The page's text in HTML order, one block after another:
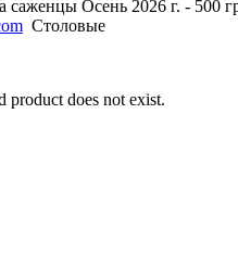
саженцы Осень 2026 г. - 500
Столовые
product does not exist.